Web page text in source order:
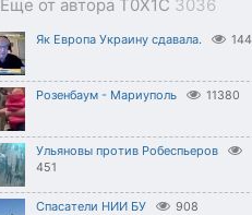
Еще от автора T0X1C 3036
Як Европа Украину сдавала. 144
Розенбаум - Мариуполь 11380
Ульяновы против Робеспьеров
451
Спасатели НИИ БУ 908